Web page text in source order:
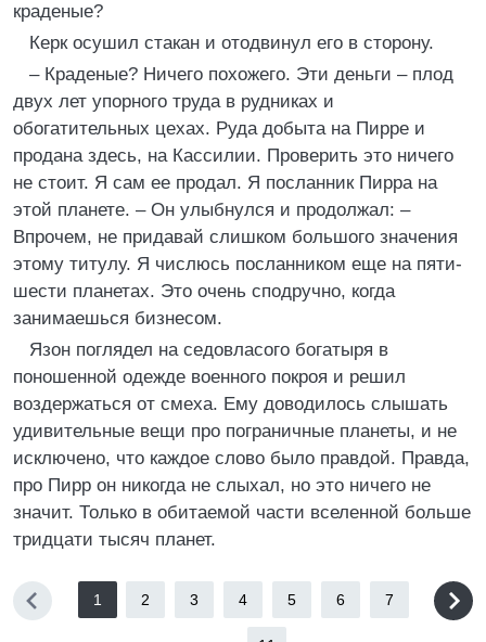
краденые?
Керк осушил стакан и отодвинул его в сторону.
– Краденые? Ничего похожего. Эти деньги – плод
двух лет упорного труда в рудниках и
обогатительных цехах. Руда добыта на Пирре и
продана здесь, на Кассилии. Проверить это ничего
не стоит. Я сам ее продал. Я посланник Пирра на
этой планете. – Он улыбнулся и продолжал: –
Впрочем, не придавай слишком большого значения
этому титулу. Я числюсь посланником еще на пяти-
шести планетах. Это очень сподручно, когда
занимаешься бизнесом.
Язон поглядел на седовласого богатыря в
поношенной одежде военного покроя и решил
воздержаться от смеха. Ему доводилось слышать
удивительные вещи про пограничные планеты, и не
исключено, что каждое слово было правдой. Правда,
про Пирр он никогда не слыхал, но это ничего не
значит. Только в обитаемой части вселенной больше
тридцати тысяч планет.
1 2 3 4 5 6 7